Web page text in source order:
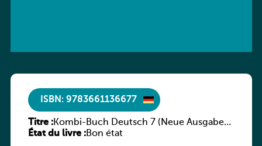
ISBN: 9783661136677
Titre :Kombi-Buch Deutsch 7 (Neue Ausgabe
Luxemburg)
État du livre :Bon état